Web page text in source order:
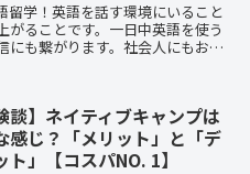
留学！英語を話す環境にいること
ることです。一日中英語を使う
にも繋がります。社会人にもおす
談】ネイティブキャンプは
感じ？「メリット」と「デ
ト」【コスパNO. 1】